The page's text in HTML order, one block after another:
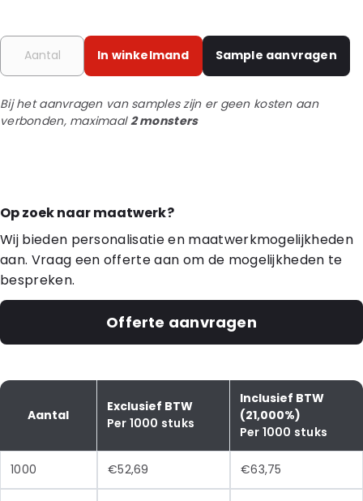
In winkelmand Sample aanvragen
Bij het aanvragen van samples zijn er geen kosten aan
verbonden, maximaal2 monsters
Op zoek naar maatwerk?
Wij bieden personalisatie en maatwerkmogelijkheden
aan. Vraag een offerte aan om de mogelijkheden te
bespreken.
Offerte aanvragen
Aantal
Exclusief BTW
Per 1000 stuks
Inclusief BTW
(21,000%)
Per 1000 stuks
1000 €52,69 €63,75